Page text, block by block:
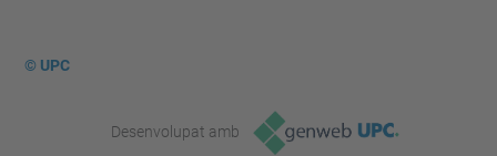
© UPC
Desenvolupat amb